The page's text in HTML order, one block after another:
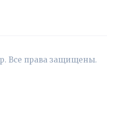
Все права защищены.